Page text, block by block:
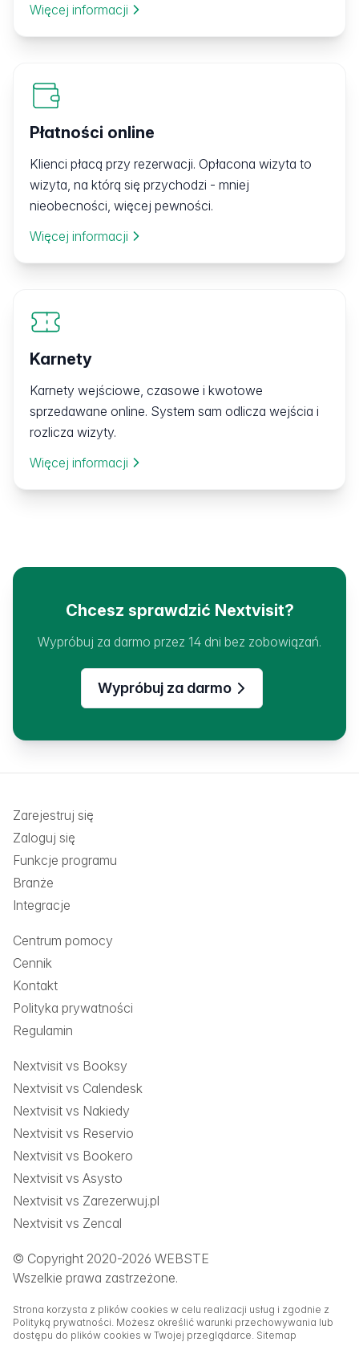
Więcej informacji
Płatności online
Klienci płacą przy rezerwacji. Opłacona wizyta to
wizyta, na którą się przychodzi - mniej
nieobecności, więcej pewności.
Więcej informacji
Karnety
Karnety wejściowe, czasowe i kwotowe
sprzedawane online. System sam odlicza wejścia i
rozlicza wizyty.
Więcej informacji
Chcesz sprawdzić Nextvisit?
Wypróbuj za darmo przez 14 dni bez zobowiązań.
Wypróbuj za darmo
© Copyright 2020-2026 WEBSTE
Wszelkie prawa zastrzeżone.
Strona korzysta z plików cookies w celu realizacji usług i zgodnie z
Polityką prywatności. Możesz określić warunki przechowywania lub
dostępu do plików cookies w Twojej przeglądarce. Sitemap
Zarejestruj się
Zaloguj się
Funkcje programu
Branże
Integracje
Centrum pomocy
Cennik
Kontakt
Polityka prywatności
Regulamin
Nextvisit vs Booksy
Nextvisit vs Calendesk
Nextvisit vs Nakiedy
Nextvisit vs Reservio
Nextvisit vs Bookero
Nextvisit vs Asysto
Nextvisit vs Zarezerwuj.pl
Nextvisit vs Zencal